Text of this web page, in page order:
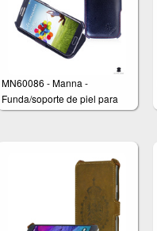
MN60086 - Manna -
Funda/soporte de piel para
Samsung Galaxy S4 - Color